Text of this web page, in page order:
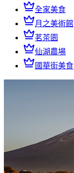
全家美食
月之美術館
茗茶園
仙湖農場
國華街美食